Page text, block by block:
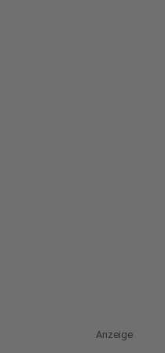
Anzeige